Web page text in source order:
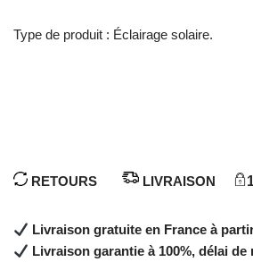
Type de produit : Éclairage solaire.
RETOURS LIVRAISON
Livraison gratuite en France à
Livraison garantie à 100%, délai